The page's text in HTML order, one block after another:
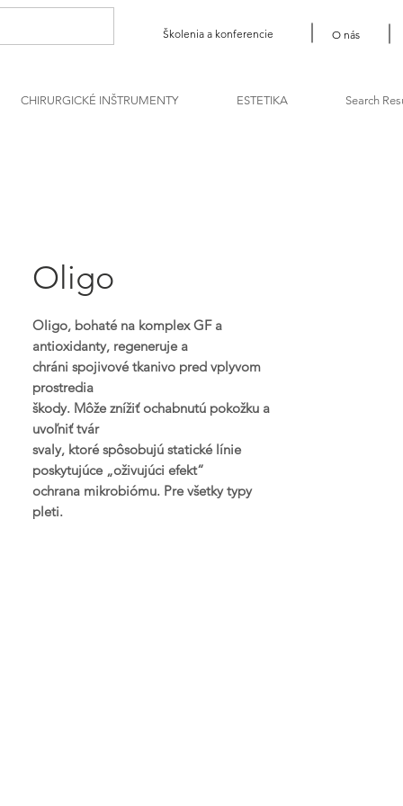
Školenia a konferencie O nás
CHIRURGICKÉ INŠTRUMENTY ESTETIKA Search
Oligo
Oligo, bohaté na komplex GF a
antioxidanty, regeneruje a
chráni spojivové tkanivo pred vplyvom
prostredia
škody. Môže znížiť ochabnutú pokožku a
uvoľniť tvár
svaly, ktoré spôsobujú statické línie
poskytujúce „oživujúci efekt“
ochrana mikrobiómu. Pre všetky typy
pleti.